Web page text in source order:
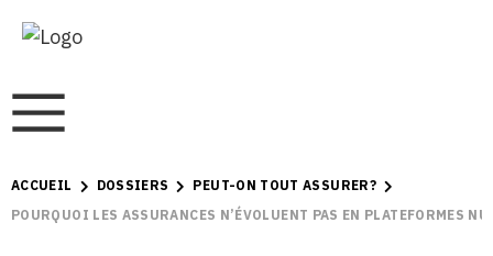
ACCUEIL DOSSIERS
PEUT-ON TOUT ASSURER?
POURQUOI LES ASSURANCES N’ÉVOLUENT PAS EN PLATEFORMES